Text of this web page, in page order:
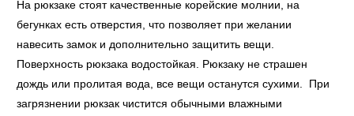
На рюкзаке стоят качественные корейские молнии, на
бегунках есть отверстия, что позволяет при желании
навесить замок и дополнительно защитить вещи.
Поверхность рюкзака водостойкая. Рюкзаку не страшен
дождь или пролитая вода, все вещи останутся сухими. При
загрязнении рюкзак чистится обычными влажными